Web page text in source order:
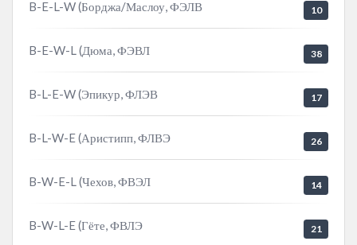
B-E-L-W (Борджа/Маслоу, ФЭЛВ 10
B-E-W-L (Дюма, ФЭВЛ 38
B-L-E-W (Эпикур, ФЛЭВ 17
B-L-W-E (Аристипп, ФЛВЭ 26
B-W-E-L (Чехов, ФВЭЛ 14
B-W-L-E (Гёте, ФВЛЭ 21